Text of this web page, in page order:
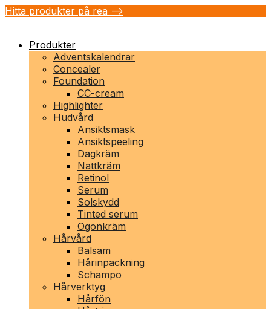
Hitta produkter på rea -->
Produkter
Adventskalendrar
Concealer
Foundation
CC-cream
Highlighter
Hudvård
Ansiktsmask
Ansiktspeeling
Dagkräm
Nattkräm
Retinol
Serum
Solskydd
Tinted serum
Ögonkräm
Hårvård
Balsam
Hårinpackning
Schampo
Hårverktyg
Hårfön